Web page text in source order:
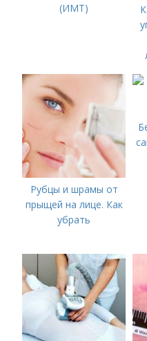
(ИМТ)
Рубцы и шрамы от
прыщей на лице. Как
убрать